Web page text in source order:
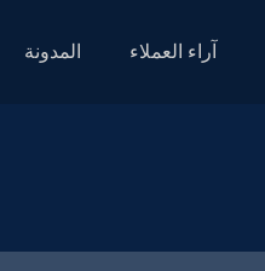
آراء العملاء المدونة